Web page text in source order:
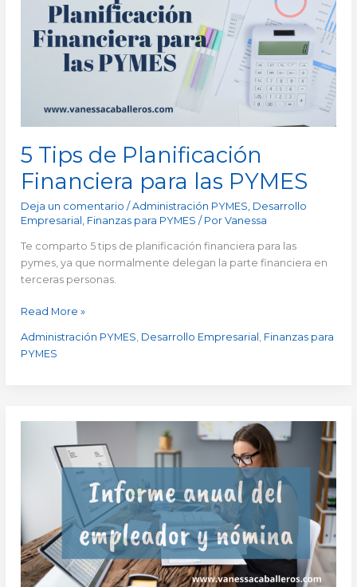
5 Tips de Planificación
Financiera para las PYMES
Deja un comentario /Administración PYMES Desarrollo
Empresarial Finanzas para PYMES / PorVanessa
Te comparto 5 tips de planificación financiera para las
pymes, ya que normalmente delegan la parte financiera en
terceras personas.
Planificación
Financiera
para
Read More »
Administración PYMES Desarrollo Empresarial Finanzas para
PYMES
Empleador